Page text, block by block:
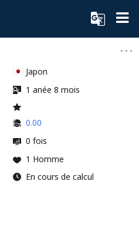
Japon
1 anée 8 mois
0.00
0 fois
1 Homme
En cours de calcul